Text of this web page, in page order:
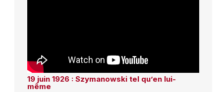
19 juin 1926 : Szymanowski tel qu’en lui-
même